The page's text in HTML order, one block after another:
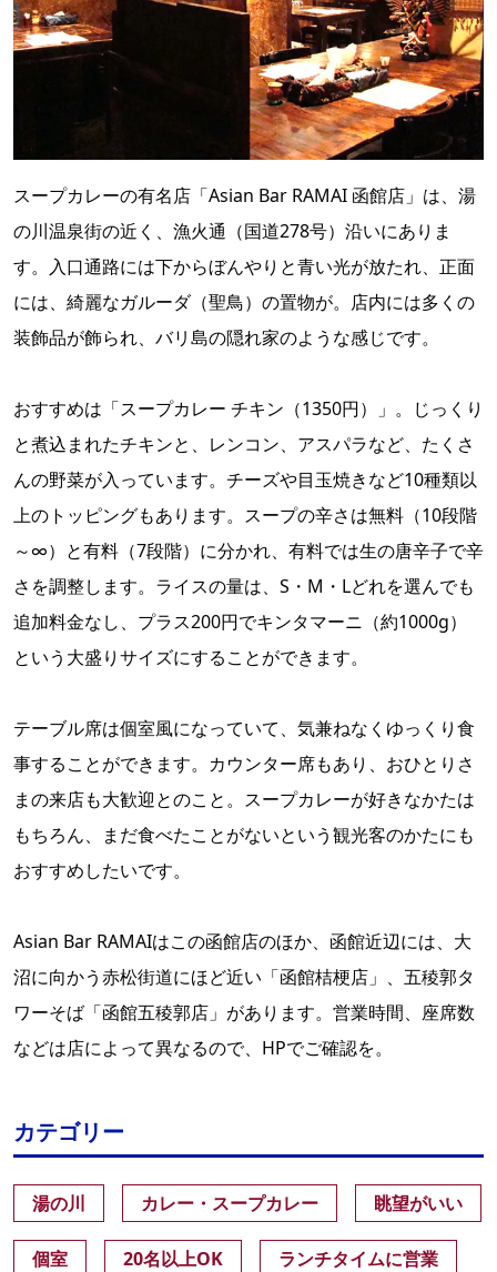
スープカレーの有名店「Asian Bar RAMAI 函館店」は、湯
の川温泉街の近く、漁火通（国道278号）沿いにありま
す。入口通路には下からぼんやりと青い光が放たれ、正面
には、綺麗なガルーダ（聖鳥）の置物が。店内には多くの
装飾品が飾られ、バリ島の隠れ家のような感じです。
おすすめは「スープカレー チキン（1350円）」。じっくり
と煮込まれたチキンと、レンコン、アスパラなど、たくさ
んの野菜が入っています。チーズや目玉焼きなど10種類以
上のトッピングもあります。スープの辛さは無料（10段階
～∞）と有料（7段階）に分かれ、有料では生の唐辛子で辛
さを調整します。ライスの量は、S・M・Lどれを選んでも
追加料金なし、プラス200円でキンタマーニ（約1000g）
という大盛りサイズにすることができます。
テーブル席は個室風になっていて、気兼ねなくゆっくり食
事することができます。カウンター席もあり、おひとりさ
まの来店も大歓迎とのこと。スープカレーが好きなかたは
もちろん、まだ食べたことがないという観光客のかたにも
おすすめしたいです。
Asian Bar RAMAIはこの函館店のほか、函館近辺には、大
沼に向かう赤松街道にほど近い「函館桔梗店」、五稜郭タ
ワーそば「函館五稜郭店」があります。営業時間、座席数
などは店によって異なるので、HPでご確認を。
カテゴリー
湯の川 カレー・スープカレー 眺望がいい
個室 20名以上OK ランチタイムに営業